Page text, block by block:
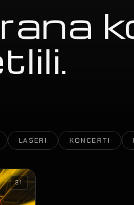
LASERI KONCERTI
31